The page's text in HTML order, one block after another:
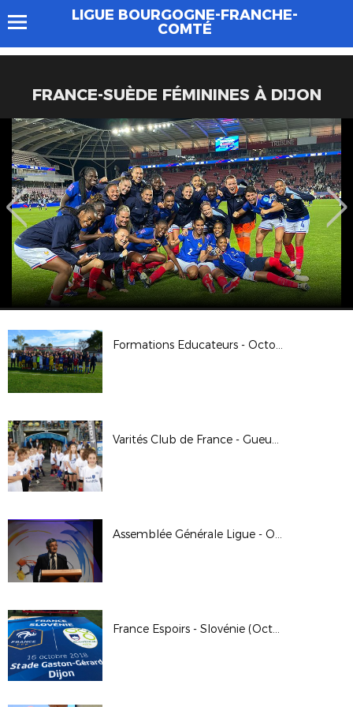
LIGUE BOURGOGNE-FRANCHE-
COMTÉ
FRANCE-SUÈDE FÉMININES À DIJON
Formations Educateurs - Octobre 2018
Varités Club de France - Gueugnon (Octobre 2018)
Assemblée Générale Ligue - Octobre 2018
France Espoirs - Slovénie (Octobre 2018)